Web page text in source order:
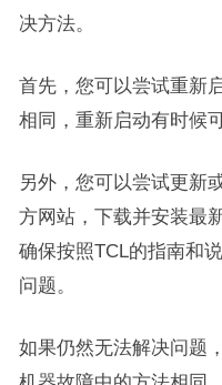
决方法。
首先，您可以尝试重新
相同，重新启动有时候
另外，您可以尝试更新
方网站，下载并安装最
确保按照TCL的指南和
问题。
如果仍然无法解决问题